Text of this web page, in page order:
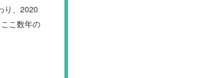
り、2020
こ数年の